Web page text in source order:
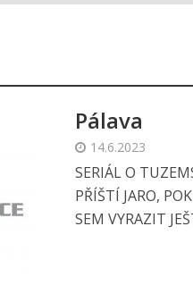
Pálava
14.6.2023
SERIÁL O
PŘÍŠTÍ JARO,
SEM VYRAZIT